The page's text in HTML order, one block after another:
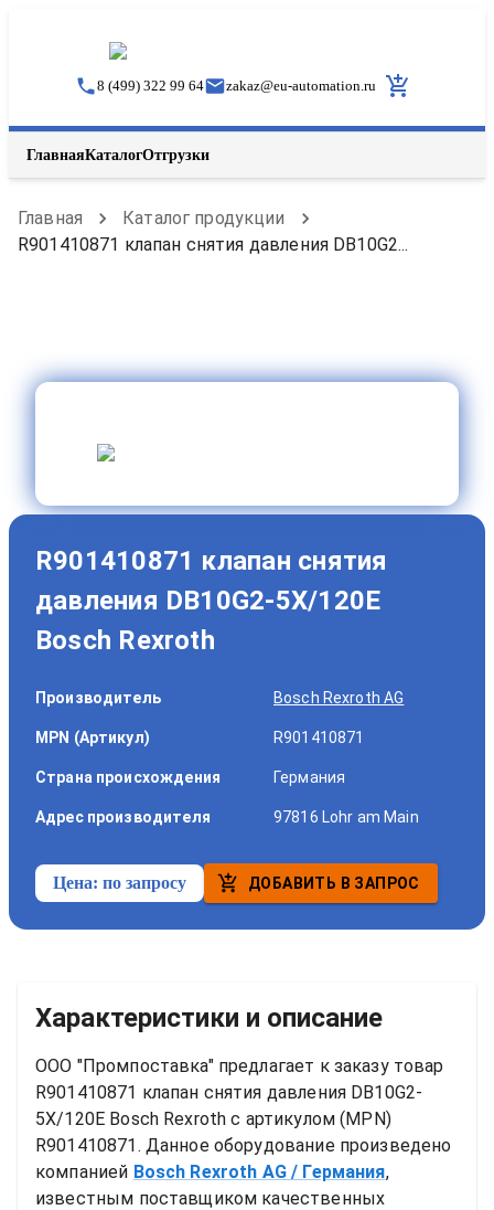
8 (499) 322 99 64 zakaz@eu-automation.ru
ГлавнаяКаталогОтгрузки
Главная
Каталог продукции
R901410871 клапан снятия давления DB10G2...
R901410871 клапан снятия
давления DB10G2-5X/120E
Bosch Rexroth
Производитель Bosch Rexroth AG
MPN (Артикул) R901410871
Страна происхождения Германия
Адрес производителя 97816 Lohr am Main
Цена: по запросу ДОБАВИТЬ В ЗАПРОС
Характеристики и описание
ООО "Промпоставка" предлагает к заказу товар
R901410871 клапан снятия давления DB10G2-
5X/120E Bosch Rexroth
с артикулом (MPN)
R901410871. Данное оборудование произведено
компанией Bosch Rexroth AG / Германия,
известным поставщиком качественных